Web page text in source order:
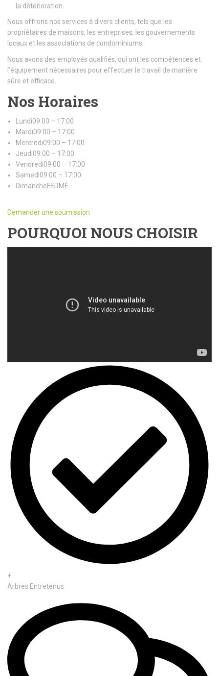
la détérioration.
Nous offrons nos services à divers clients, tels que les
propriétaires de maisons, les entreprises, les gouvernements
locaux et les associations de condominiums.
Nous avons des employés qualifiés, qui ont les compétences et
l’équipement nécessaires pour effectuer le travail de manière
sûre et efficace.
Nos Horaires
Lundi09:00 – 17:00
Mardi09:00 – 17:00
Mercredi09:00 – 17:00
Jeudi09:00 – 17:00
Vendredi09:00 – 17:00
Samedi09:00 – 17:00
DimancheFERMÉ
Demander une soumission
POURQUOI NOUS CHOISIR
+
Arbres Entretenus